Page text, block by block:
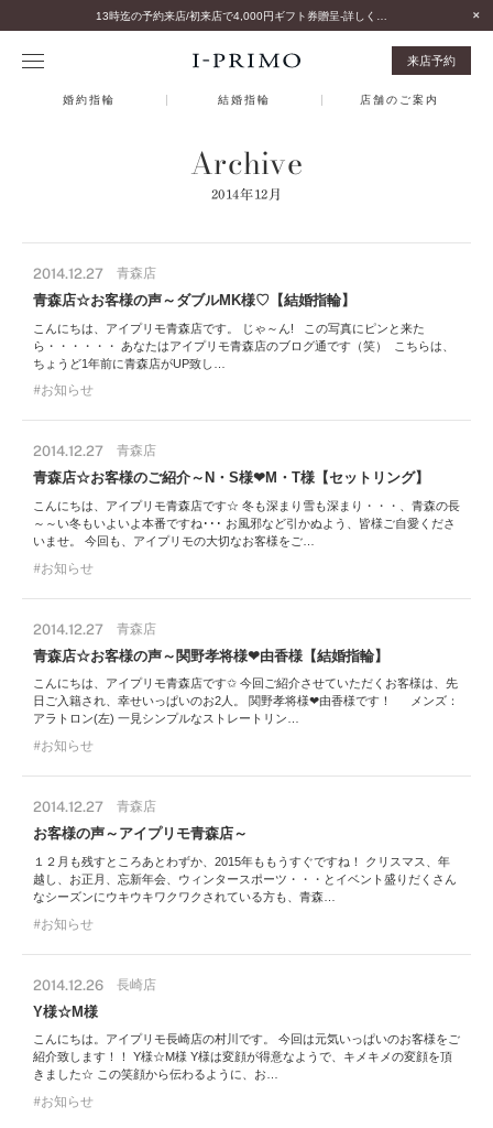
来店予約
婚約指輪 結婚指輪 店舗のご案内
Archive
2014年12月
2014.12.27 青森店
青森店☆お客様の声～ダブルMK様♡【結婚指輪】
こんにちは、アイプリモ青森店です。 じゃ～ん! この写真にピンと来た
ら・・・・・・ あなたはアイプリモ青森店のブログ通です（笑） こちらは、
ちょうど1年前に青森店がUP致し…
お知らせ
2014.12.27 青森店
青森店☆お客様のご紹介～N・S様❤M・T様【セットリング】
こんにちは、アイプリモ青森店です☆ 冬も深まり雪も深まり・・・、青森の長
～～い冬もいよいよ本番ですね･･･ お風邪など引かぬよう、皆様ご自愛くださ
いませ。 今回も、アイプリモの大切なお客様をご…
お知らせ
2014.12.27 青森店
青森店☆お客様の声～関野孝将様❤由香様【結婚指輪】
こんにちは、アイプリモ青森店です✩ 今回ご紹介させていただくお客様は、先
日ご入籍され、幸せいっぱいのお2人。 関野孝将様❤由香様です！ メンズ：
アラトロン(左) 一見シンプルなストレートリン…
お知らせ
2014.12.27 青森店
お客様の声～アイプリモ青森店～
１２月も残すところあとわずか、2015年ももうすぐですね！ クリスマス、年
越し、お正月、忘新年会、ウィンタースポーツ・・・とイベント盛りだくさん
なシーズンにウキウキワクワクされている方も、青森…
お知らせ
2014.12.26 長崎店
Y様☆M様
こんにちは。アイプリモ長崎店の村川です。 今回は元気いっぱいのお客様をご
紹介致します！！ Y様☆M様 Y様は変顔が得意なようで、キメキメの変顔を頂
きました☆ この笑顔から伝わるように、お…
お知らせ